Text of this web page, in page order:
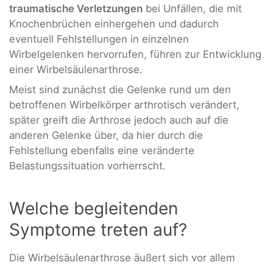
traumatische Verletzungen bei Unfällen, die mit
Knochenbrüchen einhergehen und dadurch
eventuell Fehlstellungen in einzelnen
Wirbelgelenken hervorrufen, führen zur Entwicklung
einer Wirbelsäulenarthrose.
Meist sind zunächst die Gelenke rund um den
betroffenen Wirbelkörper arthrotisch verändert,
später greift die Arthrose jedoch auch auf die
anderen Gelenke über, da hier durch die
Fehlstellung ebenfalls eine veränderte
Belastungssituation vorherrscht.
Welche begleitenden
Symptome treten auf?
Die Wirbelsäulenarthrose äußert sich vor allem